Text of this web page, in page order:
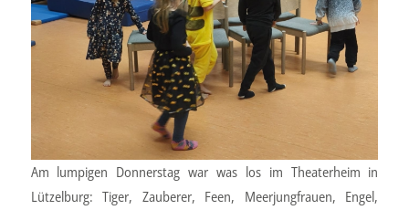
Am lumpigen Donnerstag war was los im Theaterheim in
Lützelburg: Tiger, Zauberer, Feen, Meerjungfrauen, Engel,